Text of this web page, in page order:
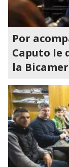
Por
Caputo le
la